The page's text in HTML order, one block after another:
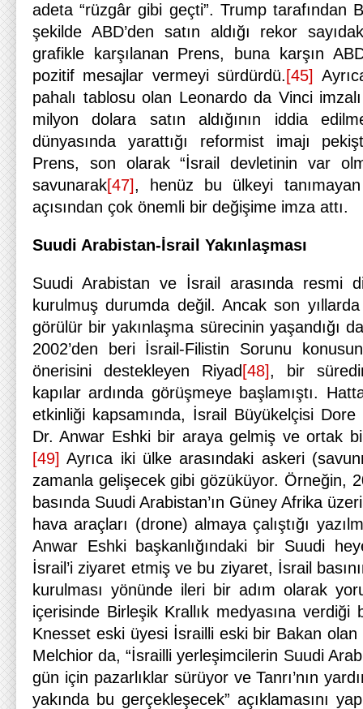
adeta “rüzgâr gibi geçti”. Trump tarafından
şekilde ABD’den satın aldığı rekor
grafikle karşılanan Prens, buna karşın
pozitif mesajlar vermeyi sürdürdü. [45]
pahalı tablosu olan Leonardo da Vinci
milyon dolara satın aldığının iddia
dünyasında yarattığı reformist imajı
Prens, son olarak “İsrail devletinin var
savunarak[47], henüz bu ülkeyi
açısından çok önemli bir değişime imza attı.
Suudi Arabistan-İsrail Yakınlaşması
Suudi Arabistan ve İsrail arasında resmi
kurulmuş durumda değil. Ancak son
görülür bir yakınlaşma sürecinin yaşandığı
2002’den beri İsrail-Filistin Sorunu
önerisini destekleyen Riyad [48], bir
kapılar ardında görüşmeye başlamıştı.
etkinliği kapsamında, İsrail Büyükelçisi
Dr. Anwar Eshki bir araya gelmiş ve ortak
[49] Ayrıca iki ülke arasındaki askeri
zamanla gelişecek gibi gözüküyor. Örneğin,
basında Suudi Arabistan’ın Güney Afrika
hava araçları (drone) almaya çalıştığı
Anwar Eshki başkanlığındaki bir Suudi
İsrail’i ziyaret etmiş ve bu ziyaret, İsrail
kurulması yönünde ileri bir adım olarak
içerisinde Birleşik Krallık medyasına verdiği
Knesset eski üyesi İsrailli eski bir Bakan
Melchior da, “İsrailli yerleşimcilerin Suudi
gün için pazarlıklar sürüyor ve Tanrı’nın
yakında bu gerçekleşecek” açıklamasını